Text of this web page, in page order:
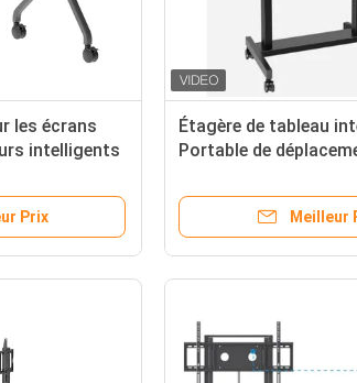
les écrans
intelligents
Prix
Étagère de tableau
Portable de
42-86 pouces
Meilleur